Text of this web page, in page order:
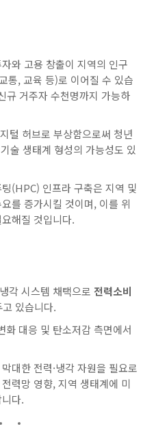
와 고용 창출이 지역의 인구
통, 교육 등)로 이어질 수 있습
규 거주자 수천명까지 가능하
털 허브로 부상함으로써 청년
술 생태계 형성의 가능성도 있
(HPC) 인프라 구축은 지역 및
를 증가시킬 것이며, 이를 위
해질 것입니다.
각 시스템 채택으로 전력소비
있습니다.
화 대응 및 탄소저감 측면에서
대한 전력·냉각 자원을 필요로
력망 영향, 지역 생태계에 미
다.